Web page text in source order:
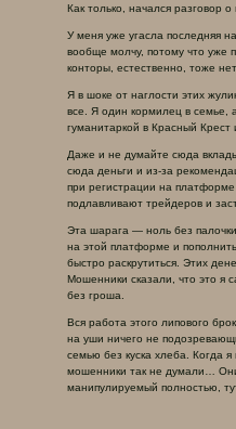
Как только, начался разговор
У меня уже угасла последняя
вообще молчу, потому что уже
конторы, естественно, тоже
Я в шоке от наглости этих
все. Я один кормилец в семье,
гуманитаркой в Красный
Даже и не думайте сюда
сюда деньги и из-за
при регистрации на
подлавливают трейдеров и
Эта шарага — ноль без
на этой платформе и
быстро раскрутиться. Этих
Мошенники сказали, что это я
без гроша.
Вся работа этого липового
на уши ничего не
семью без куска хлеба. Когда
мошенники так не думали…
манипулируемый полностью,